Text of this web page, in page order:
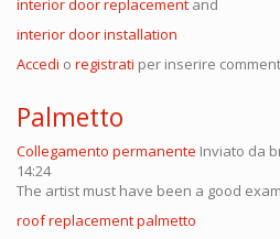
interior door replacement and
interior door installation
Accedi o registrati per inserire
Palmetto
Collegamento permanente Inviato da
14:24
The artist must have been a good
roof replacement palmetto